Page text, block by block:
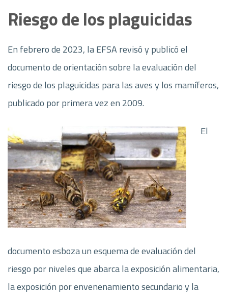
Riesgo de los plaguicidas
En febrero de 2023, la EFSA revisó y publicó el
documento de orientación sobre la evaluación del
riesgo de los plaguicidas para las aves y los mamíferos,
publicado por primera vez en 2009.
El
documento esboza un esquema de evaluación del
riesgo por niveles que abarca la exposición alimentaria,
la exposición por envenenamiento secundario y la